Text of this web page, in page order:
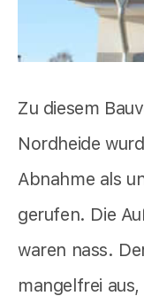
Zu diesem
Nordheide
Abnahme als
gerufen. Die
waren nass.
mangelfrei